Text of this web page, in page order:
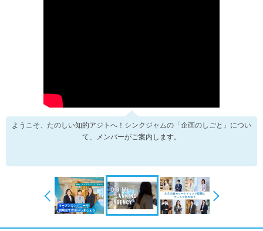
ようこそ、たのしい知的アジトへ！シンクジャムの「企画のしごと」につい
て、メンバーがご案内します。